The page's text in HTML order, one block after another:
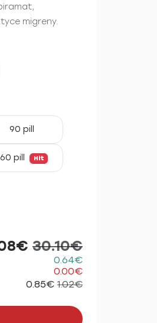
migreny.
90 pill
pill Hit
30.10€
0.64€
0.00€
0.85€ 1.02€